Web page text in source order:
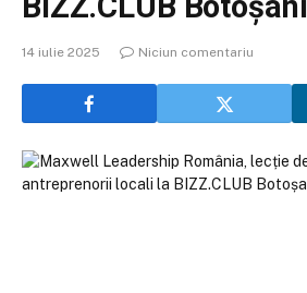
14 iulie 2025 Niciun comentariu